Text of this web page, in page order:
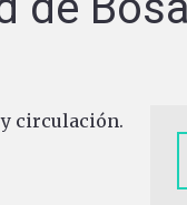
circulación.